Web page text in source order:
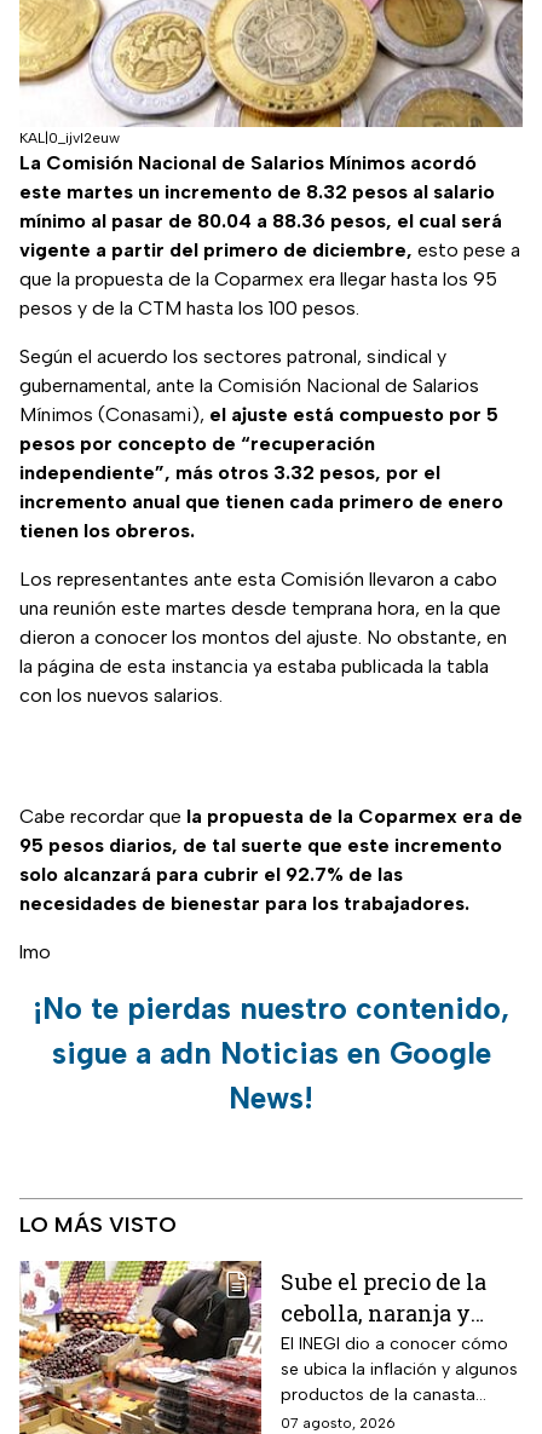
KAL|0_ijvl2euw
La Comisión Nacional de Salarios Mínimos acordó
este martes un incremento de 8.32 pesos al salario
mínimo al pasar de 80.04 a 88.36 pesos, el cual será
vigente a partir del primero de diciembre, esto pese a
que la propuesta de la Coparmex era llegar hasta los 95
pesos y de la CTM hasta los 100 pesos.
Según el acuerdo los sectores patronal, sindical y
gubernamental, ante la Comisión Nacional de Salarios
Mínimos (Conasami), el ajuste está compuesto por 5
pesos por concepto de “recuperación
independiente”, más otros 3.32 pesos, por el
incremento anual que tienen cada primero de enero
tienen los obreros.
Los representantes ante esta Comisión llevaron a cabo
una reunión este martes desde temprana hora, en la que
dieron a conocer los montos del ajuste. No obstante, en
la página de esta instancia ya estaba publicada la tabla
con los nuevos salarios.
Cabe recordar que la propuesta de la Coparmex era de
95 pesos diarios, de tal suerte que este incremento
solo alcanzará para cubrir el 92.7% de las
necesidades de bienestar para los trabajadores.
lmo
¡No te pierdas nuestro contenido,
sigue a adn Noticias en Google
News!
LO MÁS VISTO
Sube el precio de la
cebolla, naranja y
otros alimentos de la
canasta básica por la
inflación
El INEGI dio a conocer cómo
se ubica la inflación y algunos
productos de la canasta
básica incrementaron sus
07 agosto, 2026